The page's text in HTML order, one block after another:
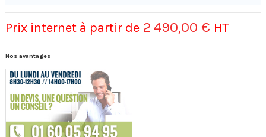
Prix internet à partir de 2 490,00 € HT
Nos avantages